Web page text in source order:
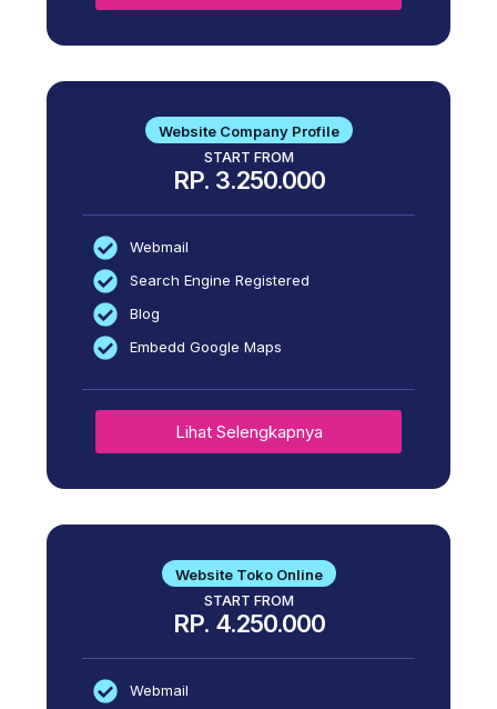
Website Company Profile
START FROM
RP. 3.250.000
Webmail
Search Engine Registered
Blog
Embedd Google Maps
Lihat Selengkapnya
Website Toko Online
START FROM
RP. 4.250.000
Webmail